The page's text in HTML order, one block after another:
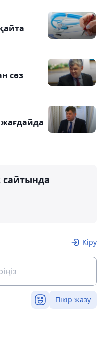
сөз
Кіру
Пікір жазу